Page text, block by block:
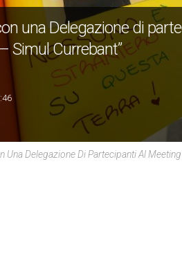
una Delegazione di
Simul Currebant”
Una Delegazione Di Partecipanti Al